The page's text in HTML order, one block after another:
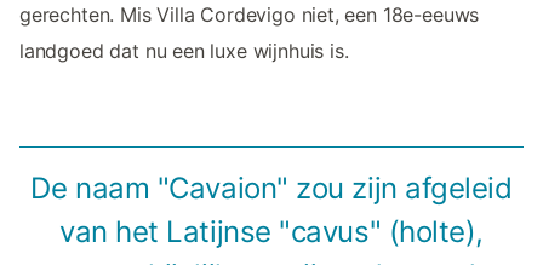
gerechten. Mis Villa Cordevigo niet, een 18e-eeuws
landgoed dat nu een luxe wijnhuis is.
De naam "Cavaion" zou zijn afgeleid
van het Latijnse "cavus" (holte),